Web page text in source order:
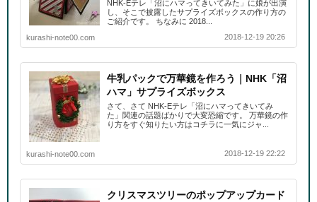
NHK-Eテレ「沼にハマってきいてみた」に娘が出演
し、そこで披露したサプライズボックスの作り方の
ご紹介です。 ちなみに 2018...
kurashi-note00.com
2018-12-19 20:26
牛乳パックで万華鏡を作ろう｜NHK「沼
ハマ」サプライズボックス
さて、さて NHK-Eテレ「沼にハマってきいてみ
た」関連の話題ばかりで大変恐縮です。 万華鏡の作
り方をすぐ知りたい方はコチラに一気にジャ...
kurashi-note00.com 2018-12-19 22:22
クリスマスツリーのポップアップカード